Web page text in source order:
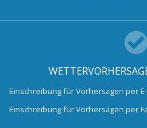
Einschreibung für Vorhersagen per
Einschreibung für Vorhersagen per